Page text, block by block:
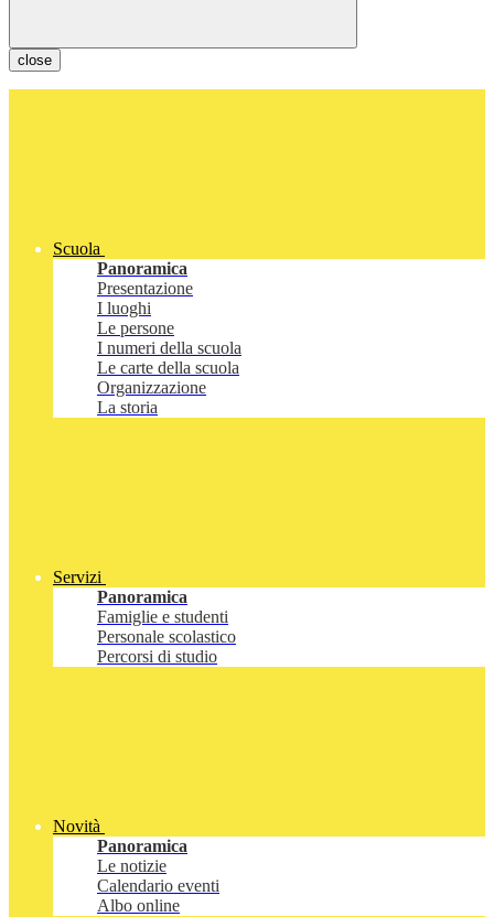
close
Scuola
Panoramica
Presentazione
I luoghi
Le persone
I numeri della scuola
Le carte della scuola
Organizzazione
La storia
Servizi
Panoramica
Famiglie e studenti
Personale scolastico
Percorsi di studio
Novità
Panoramica
Le notizie
Calendario eventi
Albo online